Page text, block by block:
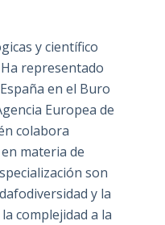
y científico
representado
en el Buro
Europea de
colabora
materia de
son
y la
complejidad a la